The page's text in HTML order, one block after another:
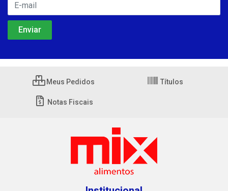
Meus Pedidos Títulos
Notas Fiscais